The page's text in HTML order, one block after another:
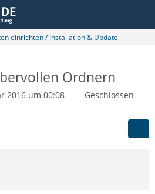
einrichten / Installation & Update
Ordnern
2016 um 00:08
Geschlossen